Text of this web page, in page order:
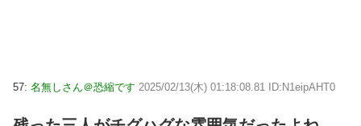
57: 名無しさん＠恐縮です 2025/02/13(木) 01:18:08.81 ID:N1eipAHT0